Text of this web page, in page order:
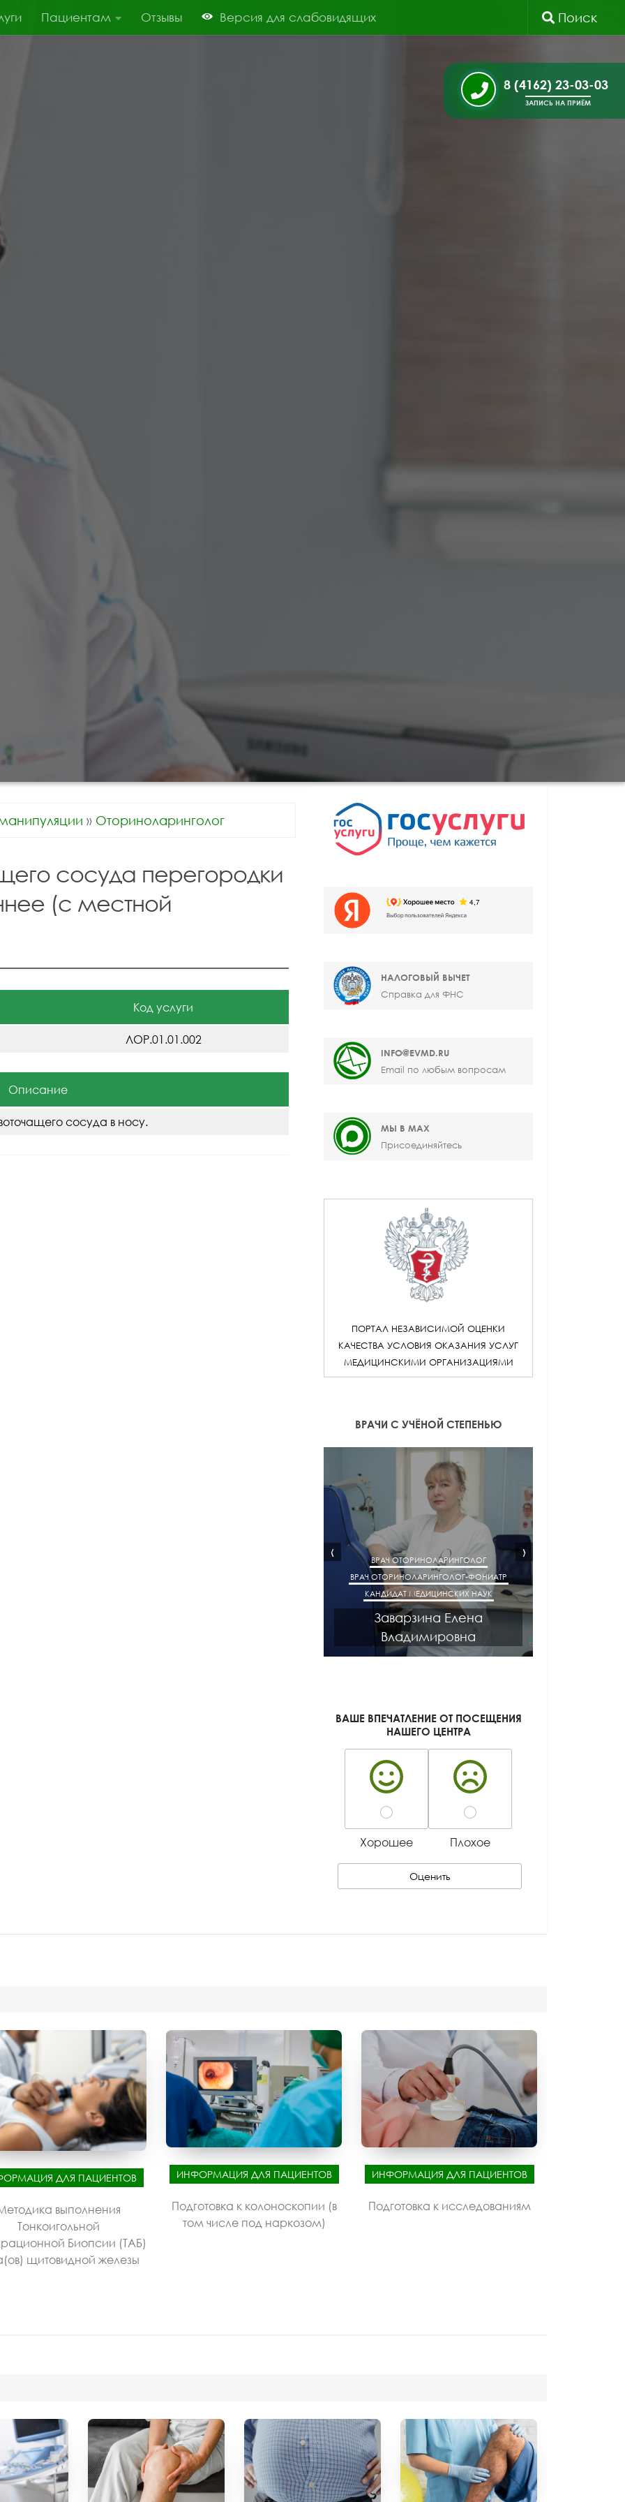
Пациентам Отзывы Версия для слабовидящих Поиск
8 (4162) 23-03-03
ЗАПИСЬ НА ПРИЁМ
» Оториноларинголог
сосуда перегородки
(с местной
Код услуги
ЛОР.01.01.002
Описание
сосуда в носу.
НАЛОГОВЫЙ ВЫЧЕТ
Справка для ФНС
INFO@EVMD.RU
Email по любым вопросам
МЫ В MAX
Присоединяйтесь
ПОРТАЛ НЕЗАВИСИМОЙ ОЦЕНКИ
КАЧЕСТВА УСЛОВИЯ ОКАЗАНИЯ УСЛУГ
МЕДИЦИНСКИМИ ОРГАНИЗАЦИЯМИ
ВРАЧИ С УЧЁНОЙ СТЕПЕНЬЮ
ВРАЧ ОТОРИНОЛАРИНГОЛОГ
ВРАЧ ОТОРИНОЛАРИНГОЛОГ-ФОНИАТР
КАНДИДАТ МЕДИЦИНСКИХ НАУК
Заварзина Елена
Владимировна
‹ ›
ВАШЕ ВПЕЧАТЛЕНИЕ ОТ ПОСЕЩЕНИЯ
НАШЕГО ЦЕНТРА
Хорошее Плохое
Оценить
ДЛЯ ПАЦИЕНТОВ
выполнения
Тонкоигольной
Биопсии (ТАБ)
щитовидной железы
ИНФОРМАЦИЯ ДЛЯ ПАЦИЕНТОВ
Подготовка к колоноскопии (в
том числе под наркозом)
ИНФОРМАЦИЯ ДЛЯ ПАЦИЕНТОВ
Подготовка к исследованиям